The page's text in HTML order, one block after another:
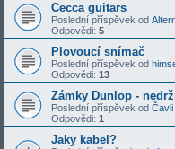
Cecca guitars
Poslední příspěvek od
Odpovědi: 5
Plovoucí snímač
Poslední příspěvek od
Odpovědi: 13
Zámky Dunlop -
Poslední příspěvek od Čavli
Odpovědi: 1
Jaky kabel?